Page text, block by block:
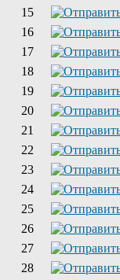
15
16
17
18
19
20
21
22
23
24
25
26
27
28